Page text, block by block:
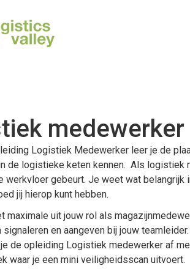
medewerker
Logistiek Medewerker leer je de
de logistieke keten kennen. Als logistiek
werkvloer gebeurt. Je weet wat belangrijk
jij hierop kunt hebben.
maximale uit jouw rol als
en aangeven bij jouw
de opleiding Logistiek medewerker af
waar je een mini veiligheidsscan uitvoert.